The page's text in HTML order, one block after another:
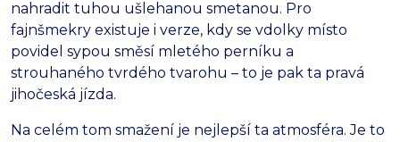
nahradit tuhou ušlehanou smetanou. Pro
fajnšmekry existuje i verze, kdy se vdolky místo
povidel sypou směsí mletého perníku a
strouhaného tvrdého tvarohu – to je pak ta pravá
jihočeská jízda.
Na celém tom smažení je nejlepší ta atmosféra. Je to